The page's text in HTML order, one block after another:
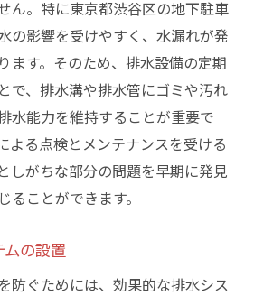
ん。特に東京都渋谷区の地下駐車
の影響を受けやすく、水漏れが発
ます。そのため、排水設備の定期
で、排水溝や排水管にゴミや汚れ
水能力を維持することが重要で
よる点検とメンテナンスを受ける
しがちな部分の問題を早期に発見
ることができます。
の設置
防ぐためには、効果的な排水シス